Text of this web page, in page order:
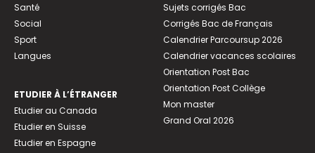
Santé
Social
Sport
Langues
ETUDIER À L’ÉTRANGER
Etudier au Canada
Etudier en Suisse
Etudier en Espagne
Sujets corrigés Bac
Corrigés Bac de Français
Calendrier Parcoursup 2026
Calendrier vacances scolaires
Orientation Post Bac
Orientation Post Collège
Mon master
Grand Oral 2026